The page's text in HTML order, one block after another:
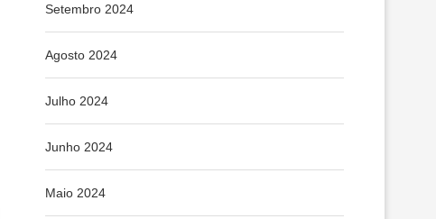
Setembro 2024
Agosto 2024
Julho 2024
Junho 2024
Maio 2024